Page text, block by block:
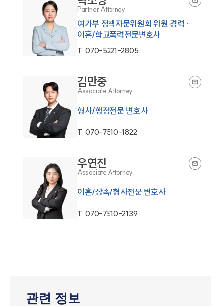
Partner Attorney
여가부 정책자문위원회 위원 경력 ·
이혼/학교폭력전문변호사
T.070-5221-2805
김만중
Associate Attorney
형사/행정전문 변호사
T.070-7510-1822
우연진
Associate Attorney
이혼/상속/형사전문 변호사
T.070-7510-2139
관련 정보